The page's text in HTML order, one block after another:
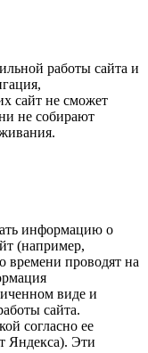
работы сайта и
сайт не сможет
не собирают
информацию о
(например,
времени проводят на
виде и
сайта.
согласно ее
Яндекса). Эти